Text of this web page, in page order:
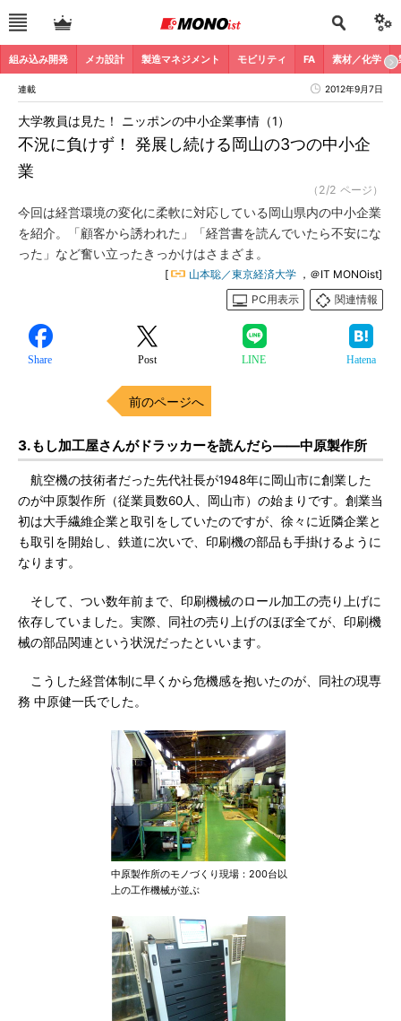
組み込み開発 メカ設計 製造マネジメント モビリティ FA 素材／化学
連載 2012年9月7日
不況に負けず！ 発展し続ける岡山の3つの中小企
業
大学教員は見た！ ニッポンの中小企業事情（1）
（2/2 ページ）
今回は経営環境の変化に柔軟に対応している岡山県内の中小企業
を紹介。「顧客から誘われた」「経営書を読んでいたら不安にな
った」など奮い立ったきっかけはさまざま。
[ 山本聡／東京経済大学 ，＠IT MONOist]
PC用表示
関連情報
Share Post LINE Hatena
前のページへ
3.もし加工屋さんがドラッカーを読んだら――中原製作所
航空機の技術者だった先代社長が1948年に岡山市に創業した
のが中原製作所（従業員数60人、岡山市）の始まりです。創業当
初は大手繊維企業と取引をしていたのですが、徐々に近隣企業と
も取引を開始し、鉄道に次いで、印刷機の部品も手掛けるように
なります。
そして、つい数年前まで、印刷機械のロール加工の売り上げに
依存していました。実際、同社の売り上げのほぼ全てが、印刷機
械の部品関連という状況だったといいます。
こうした経営体制に早くから危機感を抱いたのが、同社の現専
務 中原健一氏でした。
中原製作所のモノづくり現場：200台以
上の工作機械が並ぶ